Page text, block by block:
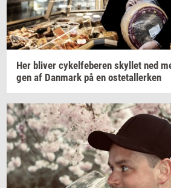
Her bli­ver cy­kel­fe­be­ren skyl­let ned
gen af Dan­mark på en oste­tal­ler­ken